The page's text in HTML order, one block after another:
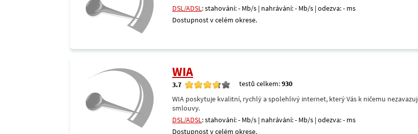
DSL/ADSL: stahování: - Mb/s | nahrávání: - Mb/s | odezva: - ms
Dostupnost v celém okrese.
WIA
3.7 testů celkem:930
WIA poskytuje kvalitní, rychlý a spolehlivý internet, který Vás k ničemu
smlouvy.
DSL/ADSL: stahování: - Mb/s | nahrávání: - Mb/s | odezva: - ms
Dostupnost v celém okrese.